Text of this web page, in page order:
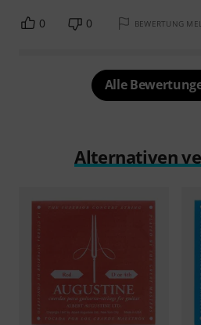
0 0 BEWERTUNG
Alle
Alternativen